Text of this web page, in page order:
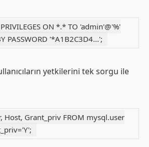
ON *.* TO 'admin'@'%'
PASSWORD '*A1B2C3D4...';
yetkilerini tek sorgu ile
Host, Grant_priv FROM mysql.user